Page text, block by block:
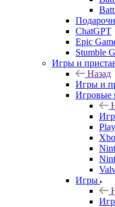
ChatGPT
Epic
Stumble
Игры и
Назад
Игры и
Игровые
Игры